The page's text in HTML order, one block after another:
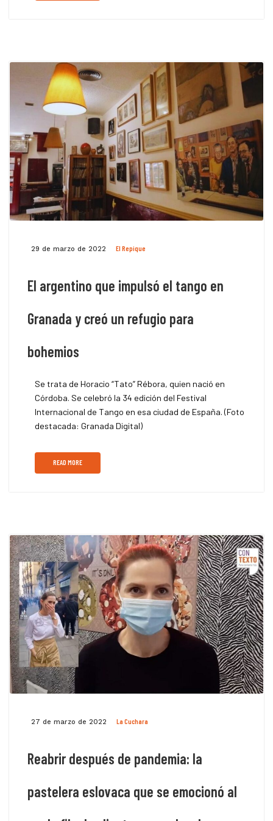
29 de marzo de 2022 El Repique
El argentino que impulsó el tango en
Granada y creó un refugio para
bohemios
Se trata de Horacio “Tato” Rébora, quien nació en
Córdoba. Se celebró la 34 edición del Festival
Internacional de Tango en esa ciudad de España. (Foto
destacada: Granada Digital)
READ MORE
27 de marzo de 2022 La Cuchara
Reabrir después de pandemia: la
pastelera eslovaca que se emocionó al